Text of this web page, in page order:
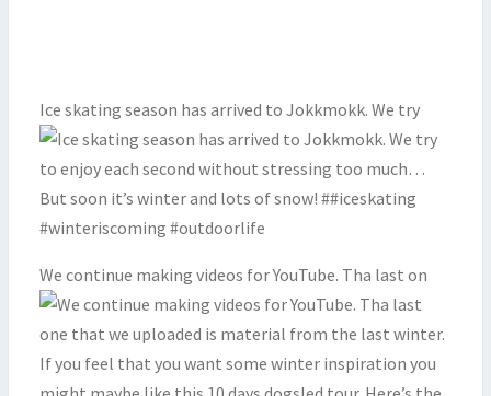
Ice skating season has arrived to Jokkmokk. We try
We continue making videos for YouTube. Tha last on